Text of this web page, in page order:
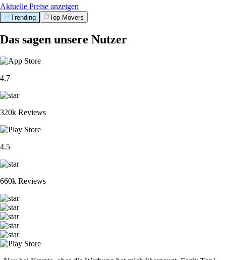
Aktuelle Preise anzeigen
Trending Top Movers
Das sagen unsere Nutzer
4.7
320k Reviews
4.5
660k Reviews